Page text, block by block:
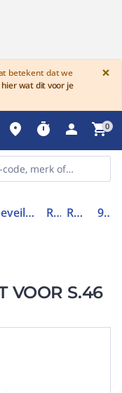
betekent dat we
hier wat dit voor je
×
place timer person shopping_cart0
Relais, (motor)beveiliging en magneetschakelaars Relais Relaisvoet 97.P2
VOOR S.46